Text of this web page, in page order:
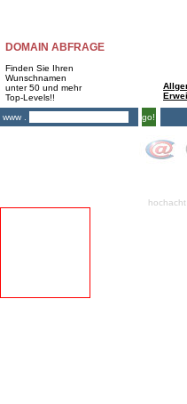
DOMAIN ABFRAGE
Finden Sie Ihren
Wunschnamen
unter 50 und mehr
Top-Levels!!
www .
go!